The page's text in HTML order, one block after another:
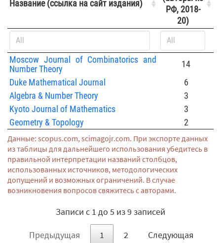
Данные: scopus.com, scimagojr.com. При экспорте данных
из таблицы для дальнейшего использования убедитесь в
правильной интерпретации названий столбцов,
использованных источников, методологических
допущений и возможных ограничений. В случае
возникновения вопросов свяжитесь с авторами.
Название (ссылка на сайт издания)
РФ, 2018-
20)
Moscow Journal of Combinatorics and
Number Theory
14
Duke Mathematical Journal
6
Algebra & Number Theory
3
Kyoto Journal of Mathematics
3
Geometry & Topology
2
Записи с 1 до 5 из 9 записей
Предыдущая 1 2 Следующая